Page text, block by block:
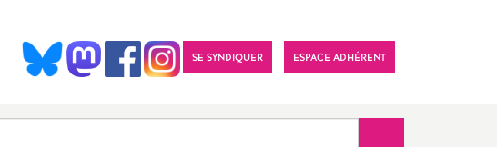
SE SYNDIQUER ESPACE ADHÉRENT